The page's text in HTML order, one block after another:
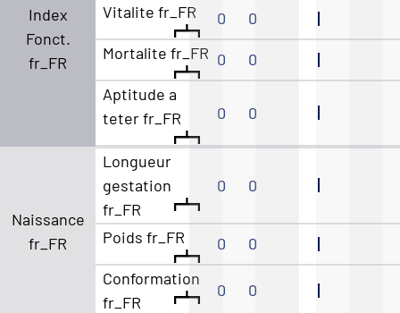
Index
Fonct.
fr_FR
Vitalite fr_FR 0
0
Mortalite fr_FR 0
0
Aptitude a
teter fr_FR
0 0
Naissance
fr_FR
Longueur
gestation
fr_FR
0 0
Poids fr_FR 0
0
Conformation
fr_FR
0 0